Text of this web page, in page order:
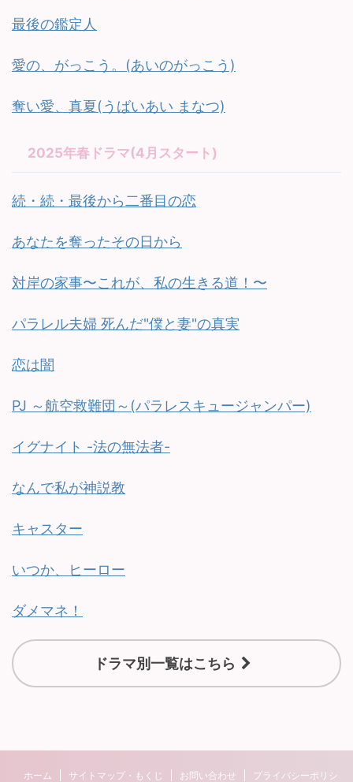
最後の鑑定人
愛の、がっこう。(あいのがっこう)
奪い愛、真夏(うばいあい まなつ)
2025年春ドラマ(4月スタート)
続・続・最後から二番目の恋
あなたを奪ったその日から
対岸の家事〜これが、私の生きる道！〜
パラレル夫婦 死んだ"僕と妻"の真実
恋は闇
PJ ～航空救難団～(パラレスキュージャンパー)
イグナイト -法の無法者-
なんで私が神説教
キャスター
いつか、ヒーロー
ダメマネ！
ドラマ別一覧はこちら
ホーム サイトマップ・もくじ お問い合わせ プライバシーポリシ